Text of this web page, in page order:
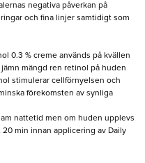
negativa påverkan på
och fina linjer samtidigt som
0.3 % creme används på kvällen
mängd ren retinol på huden
stimulerar cellförnyelsen och
förekomsten av synliga
nattetid men om huden upplevs
min innan applicering av Daily